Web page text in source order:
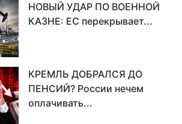
НОВЫЙ УДАР ПО ВОЕННОЙ
КАЗНЕ: ЕС перекрывает...
КРЕМЛЬ ДОБРАЛСЯ ДО
ПЕНСИЙ? России нечем
оплачивать...